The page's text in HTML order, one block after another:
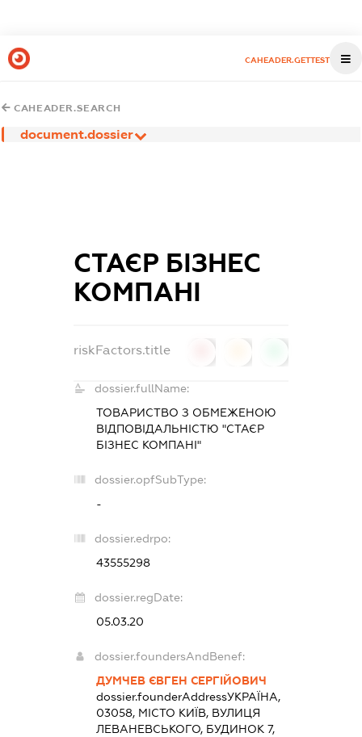
CAHEADER.GETTEST
CAHEADER.SEARCH
document.dossier
СТАЄР БІЗНЕС
КОМПАНІ
riskFactors.title
dossier.fullName:
ТОВАРИСТВО З ОБМЕЖЕНОЮ
ВІДПОВІДАЛЬНІСТЮ "СТАЄР
БІЗНЕС КОМПАНІ"
dossier.opfSubType:
-
dossier.edrpo:
43555298
dossier.regDate:
05.03.20
dossier.foundersAndBenef:
ДУМЧЕВ ЄВГЕН СЕРГІЙОВИЧ
dossier.founderAddressУКРАЇНА,
03058, МІСТО КИЇВ, ВУЛИЦЯ
ЛЕВАНЕВСЬКОГО, БУДИНОК 7,